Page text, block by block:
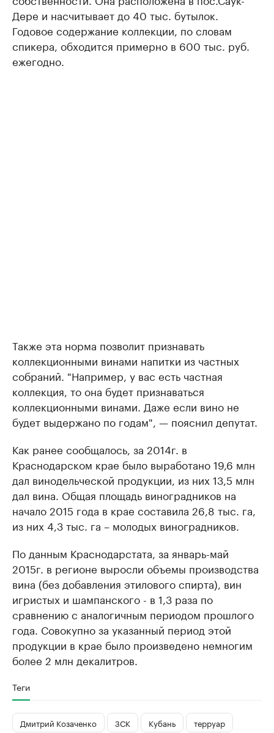
Дере и насчитывает до 40 тыс. бутылок.
Годовое содержание коллекции, по словам
спикера, обходится примерно в 600 тыс. руб.
ежегодно.
Также эта норма позволит признавать
коллекционными винами напитки из частных
собраний. "Например, у вас есть частная
коллекция, то она будет признаваться
коллекционными винами. Даже если вино не
будет выдержано по годам", — пояснил депутат.
Как ранее сообщалось, за 2014г. в
Краснодарском крае было выработано 19,6 млн
дал винодельческой продукции, из них 13,5 млн
дал вина. Общая площадь виноградников на
начало 2015 года в крае составила 26,8 тыс. га,
из них 4,3 тыс. га – молодых виноградников.
По данным Краснодарстата, за январь-май
2015г. в регионе выросли объемы производства
вина (без добавления этилового спирта), вин
игристых и шампанского - в 1,3 раза по
сравнению с аналогичным периодом прошлого
года. Совокупно за указанный период этой
продукции в крае было произведено немногим
более 2 млн декалитров.
Теги
Дмитрий Козаченко ЗСК Кубань терруар